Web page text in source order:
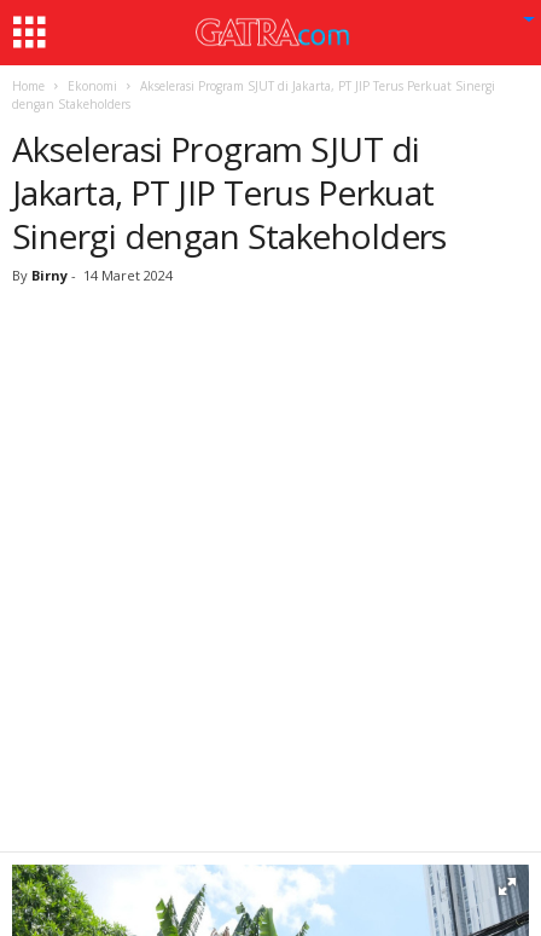
Home Ekonomi
Akselerasi Program SJUT di Jakarta, PT JIP Terus Perkuat Sinergi
dengan Stakeholders
Akselerasi Program SJUT di
Jakarta, PT JIP Terus Perkuat
Sinergi dengan Stakeholders
By Birny - 14 Maret 2024